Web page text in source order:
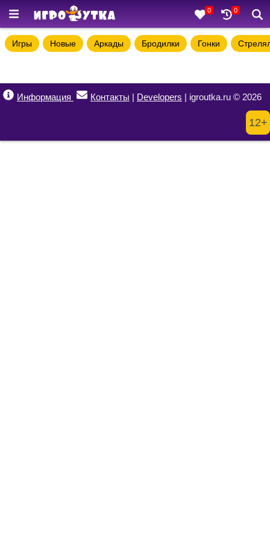
0 0
Игры Новые Аркады Бродилки Гонки
Информация Контакты | Developers | igroutka.ru © 2026
12+